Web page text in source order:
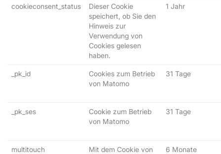
cookieconsent_status
Dieser Cookie
speichert, ob Sie den
Hinweis zur
Verwendung von
Cookies gelesen
haben.
1 Jahr
_pk_id
Cookies zum Betrieb
von Matomo
31 Tage
_pk_ses
Cookie zum Betrieb
von Matomo
31 Tage
multitouch
Mit dem Cookie von
6 Monate